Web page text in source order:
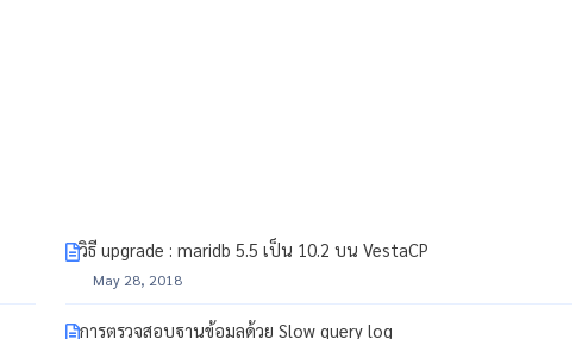
วิธี upgrade : maridb 5.5 เป็น 10.2 บน VestaCP
May 28, 2018
การตรวจสอบฐานข้อมูลด้วย Slow query log